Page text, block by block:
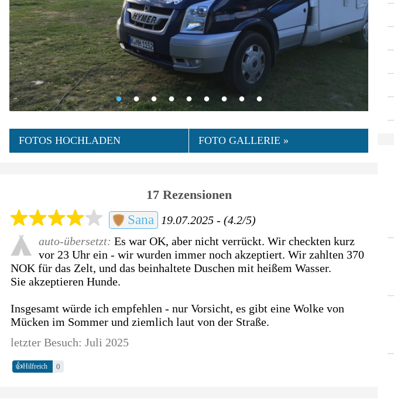
FOTOS HOCHLADEN FOTO GALLERIE »
17 Rezensionen
Sana
19.07.2025 - (4.2/5)
auto-übersetzt:Es war OK, aber nicht verrückt. Wir checkten kurz
vor 23 Uhr ein - wir wurden immer noch akzeptiert. Wir zahlten 370
NOK für das Zelt, und das beinhaltete Duschen mit heißem Wasser.
Sie akzeptieren Hunde.
Insgesamt würde ich empfehlen - nur Vorsicht, es gibt eine Wolke von
Mücken im Sommer und ziemlich laut von der Straße.
letzter Besuch: Juli 2025
👍Hilfreich 0